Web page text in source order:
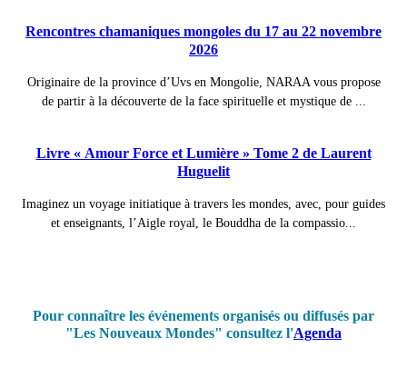
Rencontres chamaniques mongoles du 17 au 22 novembre
2026
Originaire de la province d’Uvs en Mongolie, NARAA vous propose
de partir à la découverte de la face spirituelle et mystique de ...
Livre « Amour Force et Lumière » Tome 2 de Laurent
Huguelit
Imaginez un voyage initiatique à travers les mondes, avec, pour guides
et enseignants, l’Aigle royal, le Bouddha de la compassio...
Pour connaître les événements organisés ou diffusés par
"Les Nouveaux Mondes" consultez l'Agenda